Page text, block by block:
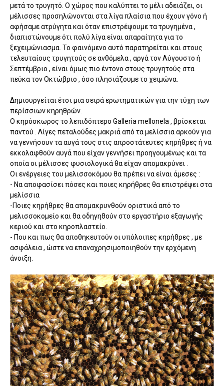
μετά το τρυγητό. Ο χώρος που καλύπτει το μέλι αδειάζει, οι
μέλισσες προσηλώνονται στα λίγα πλαίσια που έχουν γόνο ή
αφήσαμε ατρύγητα και όταν επιστρέψουμε τα τρυγημένα ,
διαπιστώνουμε ότι πολύ λίγα είναι απαραίτητα για το
ξεχειμώνιασμα. Το φαινόμενο αυτό παρατηρείται και στους
τελευταίους τρυγητούς σε ανθόμελα , αργά τον Αύγουστο ή
Σεπτέμβριο , είναι όμως πιο έντονο στους τρυγητούς στα
πεύκα τον Οκτώβριο , όσο πλησιάζουμε το χειμώνα.
Δημιουργείται έτσι μια σειρά ερωτηματικών για την τύχη των
περίσσιων κηρηθρών.
Ο κηρόσκωρος το λεπιδόπτερο Galleria mellonela , βρίσκεται
παντού . Λίγες πεταλούδες μακριά από τα μελίσσια αρκούν για
να γεννήσουν τα αυγά τους στις απροστάτευτες κηρήθρες ή να
εκκολαφθούν αυγά που είχαν γεννήσει προηγουμένως και τα
οποία οι μέλισσες φυσιολογικά θα είχαν απομακρύνει .
Οι ενέργειες του μελισσοκόμου θα πρέπει να είναι άμεσες :
- Να αποφασίσει πόσες και ποιες κηρήθρες θα επιστρέψει στα
μελίσσια
-Ποιες κηρήθρες θα απομακρυνθούν οριστικά από το
μελισσοκομείο και θα οδηγηθούν στο εργαστήριο εξαγωγής
κεριού και στο κηροπλαστείο.
- Που και πως θα αποθηκευτούν οι υπόλοιπες κηρήθρες , με
ασφάλεια , ώστε να επαναχρησιμοποιηθούν την ερχόμενη
άνοιξη.